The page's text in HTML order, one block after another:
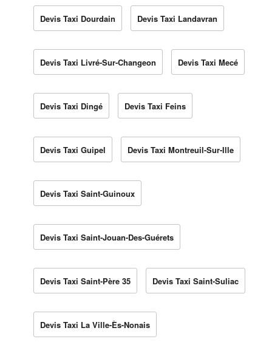
Devis Taxi Dourdain Devis Taxi Landavran
Devis Taxi Livré-Sur-Changeon Devis Taxi Mecé
Devis Taxi Dingé Devis Taxi Feins
Devis Taxi Guipel Devis Taxi Montreuil-Sur-Ille
Devis Taxi Saint-Guinoux
Devis Taxi Saint-Jouan-Des-Guérets
Devis Taxi Saint-Père 35 Devis Taxi Saint-Suliac
Devis Taxi La Ville-Ès-Nonais